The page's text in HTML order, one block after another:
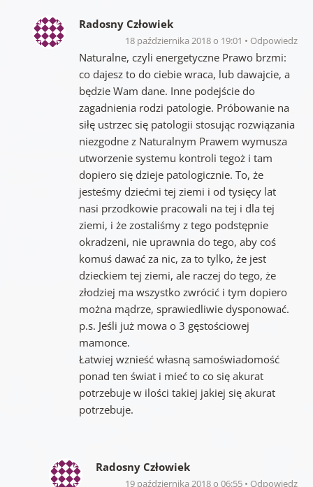
Radosny Człowiek
18 października 2018 o 19:01 Odpowiedz
Naturalne, czyli energetyczne Prawo brzmi:
co dajesz to do ciebie wraca, lub dawajcie, a
będzie Wam dane. Inne podejście do
zagadnienia rodzi patologie. Próbowanie na
siłę ustrzec się patologii stosując rozwiązania
niezgodne z Naturalnym Prawem wymusza
utworzenie systemu kontroli tegoż i tam
dopiero się dzieje patologicznie. To, że
jesteśmy dziećmi tej ziemi i od tysięcy lat
nasi przodkowie pracowali na tej i dla tej
ziemi, i że zostaliśmy z tego podstępnie
okradzeni, nie uprawnia do tego, aby coś
komuś dawać za nic, za to tylko, że jest
dzieckiem tej ziemi, ale raczej do tego, że
złodziej ma wszystko zwrócić i tym dopiero
można mądrze, sprawiedliwie dysponować.
p.s. Jeśli już mowa o 3 gęstościowej
mamonce.
Łatwiej wznieść własną samoświadomość
ponad ten świat i mieć to co się akurat
potrzebuje w ilości takiej jakiej się akurat
potrzebuje.
Radosny Człowiek
19 października 2018 o 06:55 Odpowiedz